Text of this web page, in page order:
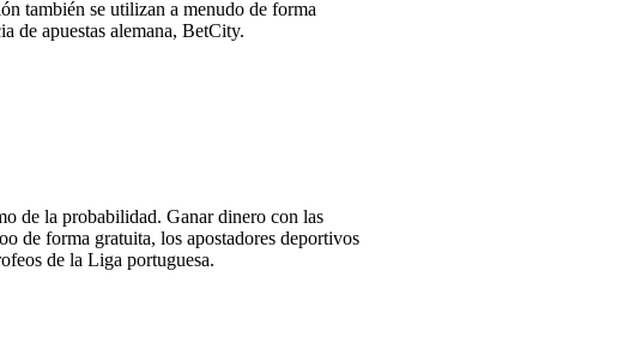
también se utilizan a menudo de forma
de apuestas alemana, BetCity.
de la probabilidad. Ganar dinero con las
de forma gratuita, los apostadores deportivos
de la Liga portuguesa.